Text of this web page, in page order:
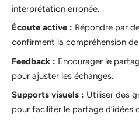
interprétation erronée.
Écoute active : Répondre par
confirment la compréhension de
Feedback : Encourager le
pour ajuster les échanges.
Supports visuels : Utiliser des
pour faciliter le partage d’idées